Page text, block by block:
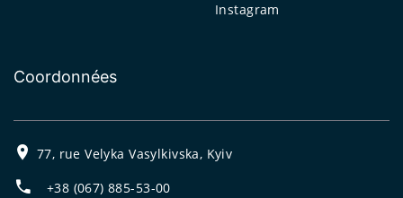
Instagram
Coordonnées
77, rue Velyka Vasylkivska, Kyiv
+38 (067) 885-53-00